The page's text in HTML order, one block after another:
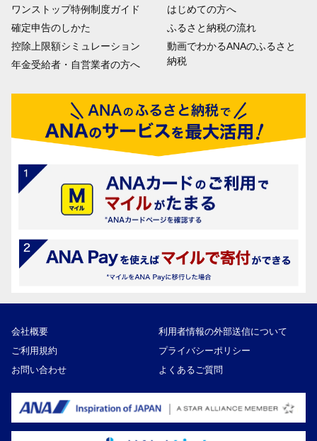
ワンストップ特例制度ガイド
確定申告のしかた
控除上限額シミュレーション
年金受給者・自営業者の方へ
はじめての方へ
ふるさと納税の流れ
動画でわかるANAのふるさと
納税
会社概要
利用者情報の外部送信について
ご利用規約
プライバシーポリシー
お問い合わせ
よくあるご質問